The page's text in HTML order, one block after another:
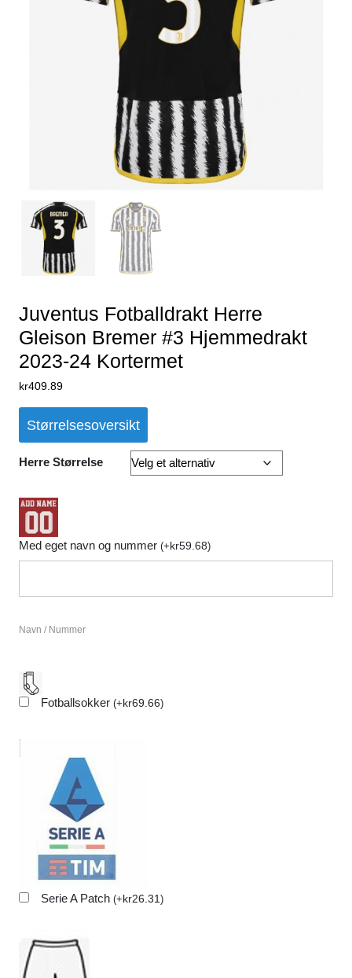
Juventus Fotballdrakt Herre
Gleison Bremer #3 Hjemmedrakt
2023-24 Kortermet
kr409.89
Størrelsesoversikt
Herre Størrelse
Med eget navn og nummer (+kr59.68)
Navn / Nummer
Fotballsokker (+kr69.66)
Serie A Patch (+kr26.31 )